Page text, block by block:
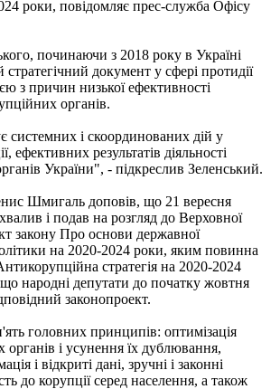
роки, повідомляє прес-служба Офісу
починаючи з 2018 року в Україні
стратегічний документ у сфері протидії
з причин низької ефективності
органів.
системних і скоординованих дій у
ефективних результатів діяльності
України", - підкреслив Зеленський.
Шмигаль доповів, що 21 вересня
і подав на розгляд до Верховної
закону Про основи державної
на 2020-2024 роки, яким повинна
стратегія на 2020-2024
народні депутати до початку жовтня
законопроект.
головних принципів: оптимізація
і усунення їх дублювання,
і відкриті дані, зручні і законні
до корупції серед населення, а також